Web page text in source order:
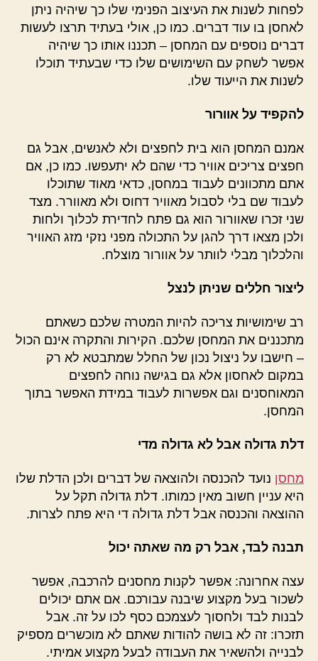
לפחות לשנות את העיצוב הפנימי שלו כך שיהיה ניתן
לאחסן בו עוד דברים. כמו כן, אולי בעתיד תרצו לעשות
דברים נוספים עם המחסן – תכננו אותו כך שיהיה
אפשר לשחק עם השימושים שלו כדי שבעתיד תוכלו
לשנות את הייעוד שלו.
להקפיד על אוורור
אמנם המחסן הוא בית לחפצים ולא לאנשים, אבל גם
חפצים צריכים אוויר כדי שהם לא יתעפשו. כמו כן, אם
אתם מתכוונים לעבוד במחסן, כדאי מאוד שתוכלו
לעבוד שם בלי לסבול מאוויר דחוס ולא מאוורר. מצד
שני זכרו שאוורור הוא גם פתח לחדירת לכלוך ולחות
ולכן מצאו דרך להגן על התכולה מפני נזקי מזג האוויר
והלכלוך מבלי לוותר על אוורור מוצלח.
ליצור חללים שניתן לנצל
רב שימושיות צריכה להיות המטרה שלכם כשאתם
מתכננים את המחסן שלכם. הקירות והתקרה אינם הכול
– חישבו על ניצול נכון של החלל שמתבטא לא רק
במקום לאחסון אלא גם בגישה נוחה לחפצים
המאוחסנים וגם אפשרות לעבוד במידת האפשר בתוך
המחסן.
דלת גדולה אבל לא גדולה מדי
מחסן נועד להכנסה ולהוצאה של דברים ולכן הדלת שלו
היא עניין חשוב מאין כמותו. דלת גדולה תקל על
ההוצאה והכנסה אבל דלת גדולה די היא פתח לצרות.
תבנה לבד, אבל רק מה שאתה יכול
עצה אחרונה: אפשר לקנות מחסנים להרכבה, אפשר
לשכור בעל מקצוע שיבנה עבורכם. אם אתם יכולים
לבנות לבד ולחסוך לעצמכם כסף לכו על זה. אבל
תזכרו: זה לא בושה להודות שאתם לא מוכשרים מספיק
לבנייה ולהשאיר את העבודה לבעל מקצוע אמיתי.